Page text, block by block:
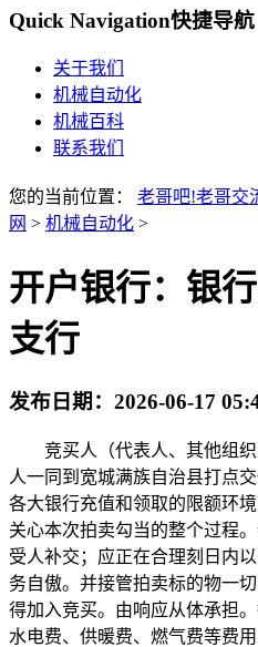
Quick Navigation快捷导航
关于我们
机械自动化
机械百科
联系我们
您的当前位置： 老哥吧!老哥交
网 > 机械自动化 >
开户银行：银
支行
发布日期： 2026-06-17
竞买人（代表人、其他组织
人一同到宽城满族自治县打点
各大银行充值和领取的限额环
关心本次拍卖勾当的整个过程
受人补交；应正在合理刻日内
务自傲。并接管拍卖标的物一
得加入竞买。由响应从体承担
水电费、供暖费、燃气费等费